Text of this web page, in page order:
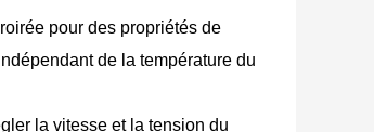
pour des propriétés de
de la température du
la vitesse et la tension du